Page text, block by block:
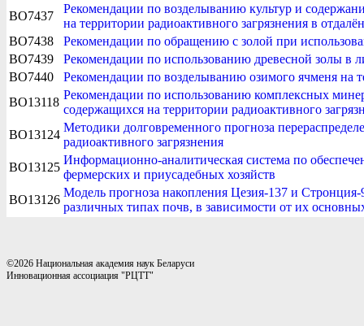
BO7437
Рекомендации по возделыванию культур и
на территории радиоактивного загрязнения в
BO7438
Рекомендации по обращению с золой при
BO7439
Рекомендации по использованию древесной золы в
BO7440
Рекомендации по возделыванию озимого ячменя на
BO13118
Рекомендации по использованию комплексных
содержащихся на территории радиоактивного
BO13124
Методики долговременного прогноза
радиоактивного загрязнения
BO13125
Информационно-аналитическая система по
фермерских и приусадебных хозяйств
BO13126
Модель прогноза накопления Цезия-137 и
различных типах почв, в зависимости от их
©2026 Национальная академия наук Беларуси
Инновационная ассоциация "РЦТТ"